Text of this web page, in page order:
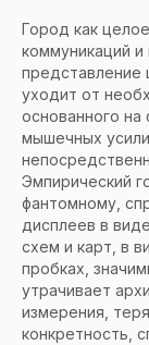
Город как
коммуникаций
уходит от
основанного
мышечных
Эмпирический
фантомному,
дисплеев в
схем и карт, в
пробках,
утрачивает
измерения,
конкретность,